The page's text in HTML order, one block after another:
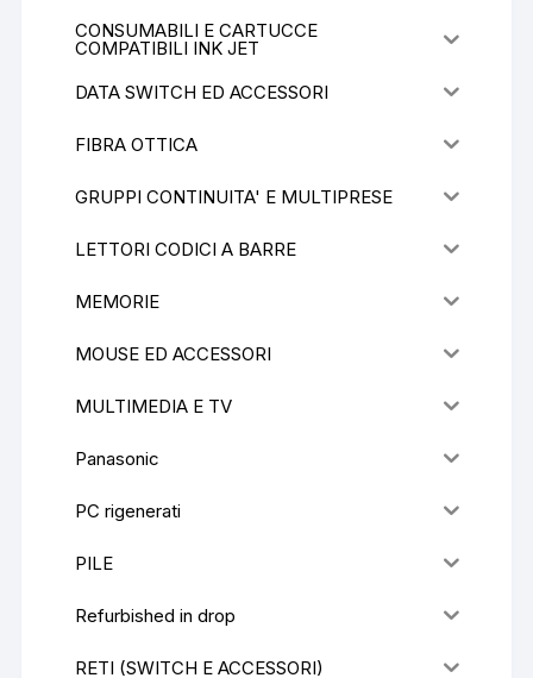
CONSUMABILI E CARTUCCE
COMPATIBILI INK JET
DATA SWITCH ED ACCESSORI
FIBRA OTTICA
GRUPPI CONTINUITA' E MULTIPRESE
LETTORI CODICI A BARRE
MEMORIE
MOUSE ED ACCESSORI
MULTIMEDIA E TV
Panasonic
PC rigenerati
PILE
Refurbished in drop
RETI (SWITCH E ACCESSORI)